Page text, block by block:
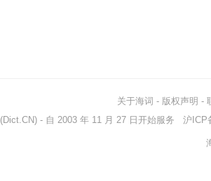
关于海词 - 版权声明 -
(Dict.CN) - 自 2003 年 11 月 27 日开始服务 沪ICP